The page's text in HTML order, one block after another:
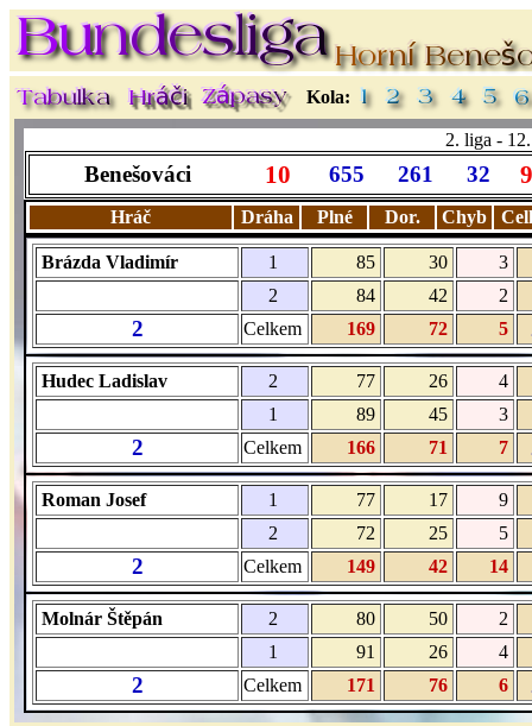
Kola:
2. liga -
Benešováci 10 655 261 32
Hráč Dráha Plné Dor. Chyb
Brázda Vladimír 1 85 30
3
2
84 42 2
2 Celkem 169 72 5
Hudec Ladislav 2 77 26
4
1
89 45 3
2 Celkem 166 71 7
Roman Josef 1 77 17
9
2
72 25 5
2 Celkem 149 42 14
Molnár Štěpán 2 80 50
2
1
91 26 4
2 Celkem 171 76 6